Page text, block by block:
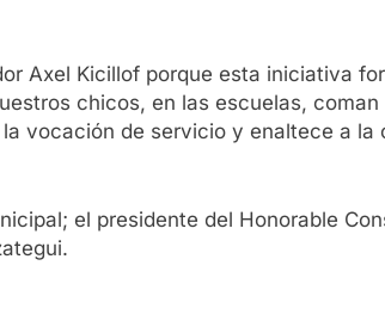
Axel Kicillof porque esta iniciativa
chicos, en las escuelas,
vocación de servicio y enaltece a la
el presidente del Honorable